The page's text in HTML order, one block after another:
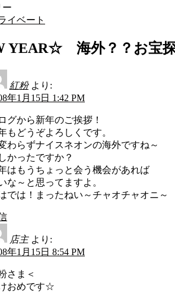
ー
イベート
YEAR☆ 海外？？お宝
紅粉 より:
年1月15日 1:42 PM
グから新年のご挨拶！
もどうぞよろしくです。
わらずナイスネオンの海外ですね～
かったですか？
はもうちょっと会う機会があれば
な～と思ってますよ。
では！まったねい～チャオチャオニ～
店主 より:
年1月15日 8:54 PM
さま＜
おめです☆